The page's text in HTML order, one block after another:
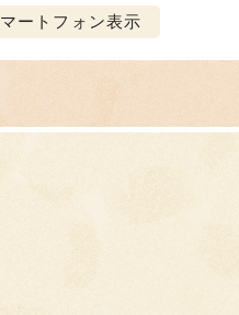
ートフォン表示